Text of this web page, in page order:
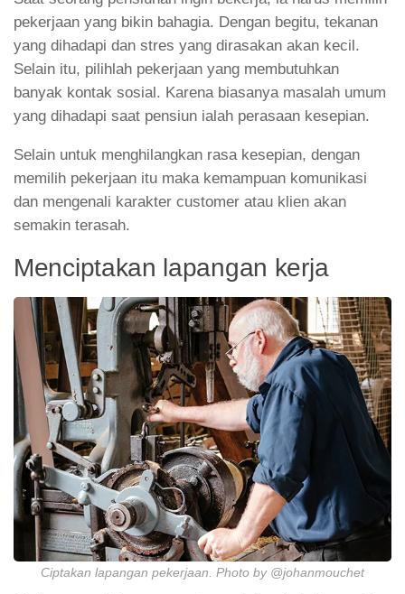
pekerjaan yang bikin bahagia. Dengan begitu, tekanan
yang dihadapi dan stres yang dirasakan akan kecil.
Selain itu, pilihlah pekerjaan yang membutuhkan
banyak kontak sosial. Karena biasanya masalah umum
yang dihadapi saat pensiun ialah perasaan kesepian.
Selain untuk menghilangkan rasa kesepian, dengan
memilih pekerjaan itu maka kemampuan komunikasi
dan mengenali karakter customer atau klien akan
semakin terasah.
Menciptakan lapangan kerja
Ciptakan lapangan pekerjaan. Photo by @johanmouchet